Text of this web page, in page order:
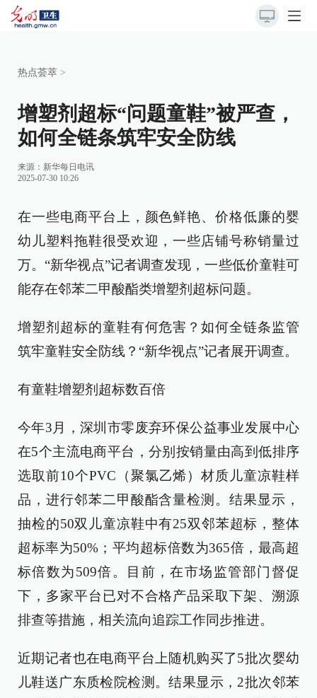
热点荟萃 >
增塑剂超标“问题童鞋”被严查，
如何全链条筑牢安全防线
来源： 新华每日电讯
2025-07-30 10:26
在一些电商平台上，颜色鲜艳、价格低廉的婴
幼儿塑料拖鞋很受欢迎，一些店铺号称销量过
万。“新华视点”记者调查发现，一些低价童鞋可
能存在邻苯二甲酸酯类增塑剂超标问题。
增塑剂超标的童鞋有何危害？如何全链条监管
筑牢童鞋安全防线？“新华视点”记者展开调查。
有童鞋增塑剂超标数百倍
今年3月，深圳市零废弃环保公益事业发展中心
在5个主流电商平台，分别按销量由高到低排序
选取前10个PVC（聚氯乙烯）材质儿童凉鞋样
品，进行邻苯二甲酸酯含量检测。结果显示，
抽检的50双儿童凉鞋中有25双邻苯超标，整体
超标率为50%；平均超标倍数为365倍，最高超
标倍数为509倍。目前，在市场监管部门督促
下，多家平台已对不合格产品采取下架、溯源
排查等措施，相关流向追踪工作同步推进。
近期记者也在电商平台上随机购买了5批次婴幼
儿鞋送广东质检院检测。结果显示，2批次邻苯